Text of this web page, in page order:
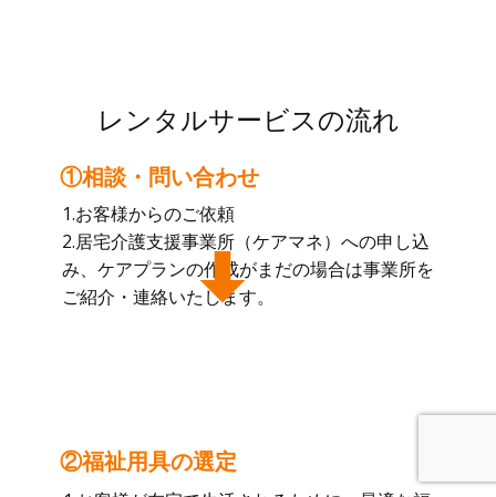
レンタルサービスの流れ
1.お客様からのご依頼
2.居宅介護支援事業所（ケアマネ）への申し込
み、ケアプランの作成がまだの場合は事業所を
ご紹介・連絡いたします。
①相談・問い合わせ
②福祉用具の選定